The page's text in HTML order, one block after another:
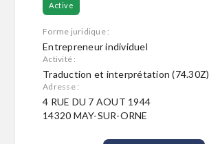
Active
Forme juridique :
Entrepreneur individuel
Activité :
Traduction et interprétation (74.30Z)
Adresse :
4 RUE DU 7 AOUT 1944
14320 MAY-SUR-ORNE